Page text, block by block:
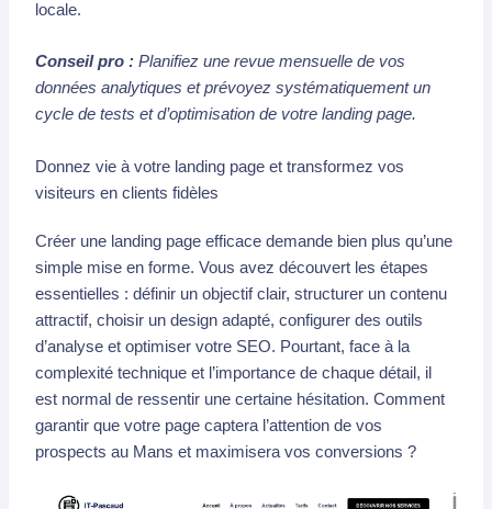
locale.
Conseil pro : Planifiez une revue mensuelle de vos
données analytiques et prévoyez systématiquement un
cycle de tests et d’optimisation de votre landing page.
Donnez vie à votre landing page et transformez vos
visiteurs en clients fidèles
Créer une landing page efficace demande bien plus qu’une
simple mise en forme. Vous avez découvert les étapes
essentielles : définir un objectif clair, structurer un contenu
attractif, choisir un design adapté, configurer des outils
d’analyse et optimiser votre SEO. Pourtant, face à la
complexité technique et l’importance de chaque détail, il
est normal de ressentir une certaine hésitation. Comment
garantir que votre page captera l’attention de vos
prospects au Mans et maximisera vos conversions ?